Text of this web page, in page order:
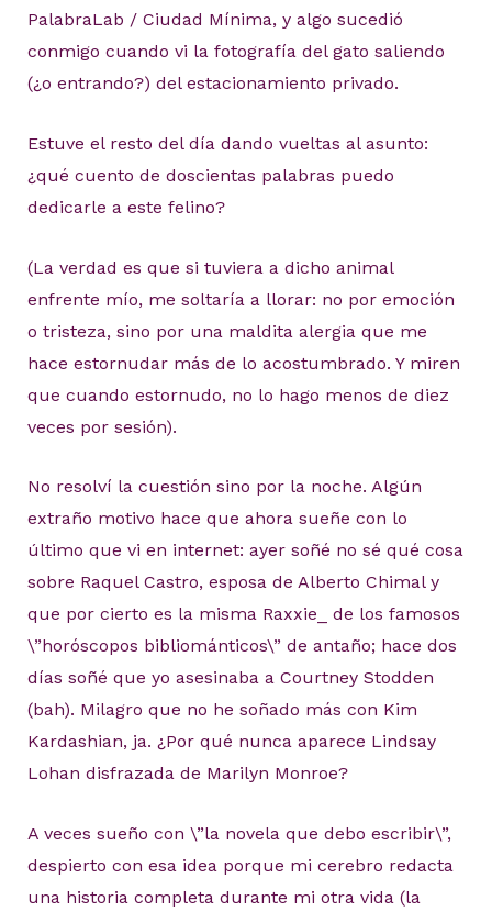
PalabraLab / Ciudad Mínima, y algo sucedió
conmigo cuando vi la fotografía del gato saliendo
(¿o entrando?) del estacionamiento privado.
Estuve el resto del día dando vueltas al asunto:
¿qué cuento de doscientas palabras puedo
dedicarle a este felino?
(La verdad es que si tuviera a dicho animal
enfrente mío, me soltaría a llorar: no por emoción
o tristeza, sino por una maldita alergia que me
hace estornudar más de lo acostumbrado. Y miren
que cuando estornudo, no lo hago menos de diez
veces por sesión).
No resolví la cuestión sino por la noche. Algún
extraño motivo hace que ahora sueñe con lo
último que vi en internet: ayer soñé no sé qué cosa
sobre Raquel Castro, esposa de Alberto Chimal y
que por cierto es la misma Raxxie_ de los famosos
\”horóscopos bibliománticos\” de antaño; hace dos
días soñé que yo asesinaba a Courtney Stodden
(bah). Milagro que no he soñado más con Kim
Kardashian, ja. ¿Por qué nunca aparece Lindsay
Lohan disfrazada de Marilyn Monroe?
A veces sueño con \”la novela que debo escribir\”,
despierto con esa idea porque mi cerebro redacta
una historia completa durante mi otra vida (la